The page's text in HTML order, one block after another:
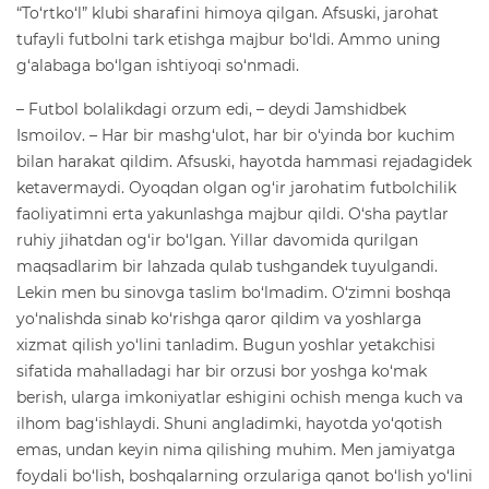
“To‘rtko‘l” klubi sharafini himoya qilgan. Afsuski, jarohat
tufayli futbolni tark etishga majbur bo‘ldi. Ammo uning
g‘alabaga bo‘lgan ishtiyoqi so‘nmadi.
– Futbol bolalikdagi orzum edi, – deydi Jamshidbek
Ismoilov. – Har bir mashg‘ulot, har bir o‘yinda bor kuchim
bilan harakat qildim. Afsuski, hayotda hammasi rejadagidek
ketavermaydi. Oyoqdan olgan og‘ir jarohatim futbolchilik
faoliyatimni erta yakunlashga majbur qildi. O‘sha paytlar
ruhiy jihatdan og‘ir bo‘lgan. Yillar davomida qurilgan
maqsadlarim bir lahzada qulab tushgandek tuyulgandi.
Lekin men bu sinovga taslim bo‘lmadim. O‘zimni boshqa
yo‘nalishda sinab ko‘rishga qaror qildim va yoshlarga
xizmat qilish yo‘lini tanladim. Bugun yoshlar yetakchisi
sifatida mahalladagi har bir orzusi bor yoshga ko‘mak
berish, ularga imkoniyatlar eshigini ochish menga kuch va
ilhom bag‘ishlaydi. Shuni angladimki, hayotda yo‘qotish
emas, undan keyin nima qilishing muhim. Men jamiyatga
foydali bo‘lish, boshqalarning orzulariga qanot bo‘lish yo‘lini